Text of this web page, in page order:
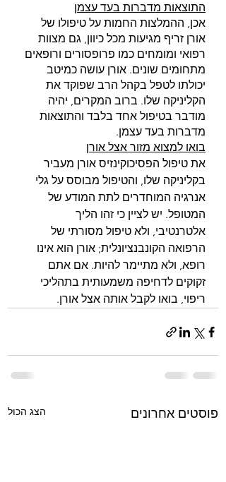
התוצאות מדברות בעד עצמן
אכן, ההמלצות החמות על טיפולו של
אורן זריף מגיעות מכל כיוון, גם מצוות
רפואי ומומחים כמו פרופסורים ורופאים
מתחומים שונים. אורן עושה כמיטב
יכולתו לטפל בקהל הרב שפוקד את
הקליניקה שלו. ברוב המקרים, יהיה
מודבר בטיפול אחד בלבד והתוצאות
מדברות בעד עצמן.
בואו למצוא מזור אצל אורן
את טיפול הפסיכוקינזיס אורן מעביר
בקליניקה שלו, והטיפול מבוסס על גלי
אנרגיה המוחדרים לתת המודע של
המטופל. יש לציין כי זהו הליך
אלטרנטיבי, ולא טיפול מסורתי של
הרפואה הקונבנציונלית; אורן הוא אינו
רופא, ולא מתיימר להיות. אם אתם
זקוקים לדחיפה משמעותית בתהליכי
ריפוי, בואו לקבל אותה אצל אורן.
פוסטים אחרונים הצג הכול